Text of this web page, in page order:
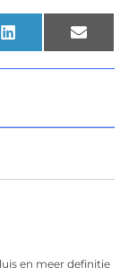
LinkedIn Email
en meer definitie